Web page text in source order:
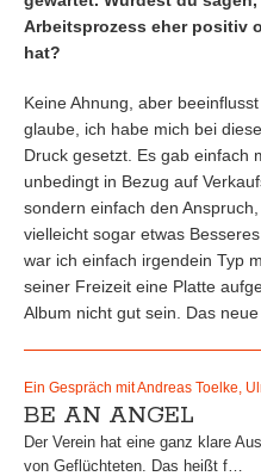
Arbeitsprozess eher positiv
hat?
Keine Ahnung, aber
glaube, ich habe mich bei
Druck gesetzt. Es gab einfach
unbedingt in Bezug auf
sondern einfach den
vielleicht sogar etwas
war ich einfach irgendein Typ
seiner Freizeit eine Platte
Album nicht gut sein. Das
Ein Gespräch mit Andreas Toelke,
BE AN ANGEL
Der Verein hat eine ganz klare
von Geflüchteten. Das heißt f…